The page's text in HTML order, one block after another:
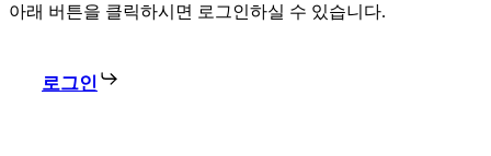
아래 버튼을 클릭하시면 로그인하실 수 있습니다.
로그인